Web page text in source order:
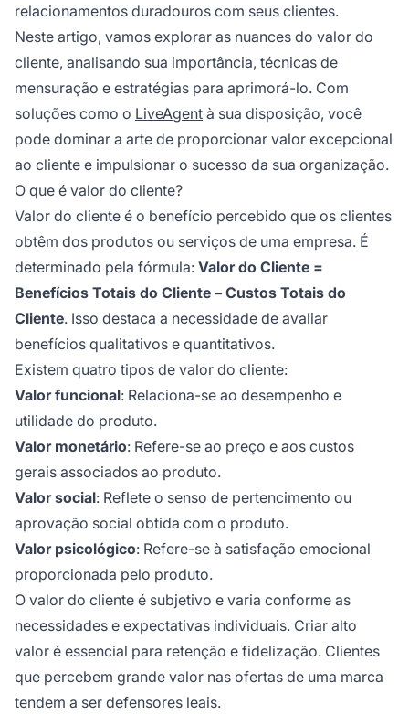
relacionamentos duradouros com seus clientes.
Neste artigo, vamos explorar as nuances do valor do
cliente, analisando sua importância, técnicas de
mensuração e estratégias para aprimorá-lo. Com
soluções como o LiveAgent à sua disposição, você
pode dominar a arte de proporcionar valor excepcional
ao cliente e impulsionar o sucesso da sua organização.
O que é valor do cliente?
Valor do cliente é o benefício percebido que os clientes
obtêm dos produtos ou serviços de uma empresa. É
determinado pela fórmula: Valor do Cliente =
Benefícios Totais do Cliente – Custos Totais do
Cliente. Isso destaca a necessidade de avaliar
benefícios qualitativos e quantitativos.
Existem quatro tipos de valor do cliente:
Valor funcional: Relaciona-se ao desempenho e
utilidade do produto.
Valor monetário: Refere-se ao preço e aos custos
gerais associados ao produto.
Valor social: Reflete o senso de pertencimento ou
aprovação social obtida com o produto.
Valor psicológico: Refere-se à satisfação emocional
proporcionada pelo produto.
O valor do cliente é subjetivo e varia conforme as
necessidades e expectativas individuais. Criar alto
valor é essencial para retenção e fidelização. Clientes
que percebem grande valor nas ofertas de uma marca
tendem a ser defensores leais.